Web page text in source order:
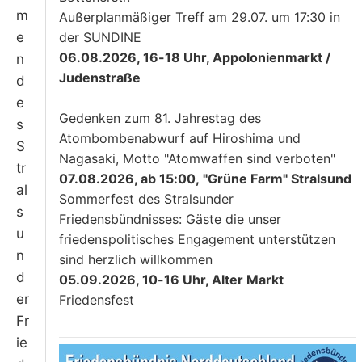
m
e
n
d
e
s
S
tr
al
s
u
n
d
er
Fr
ie
Außerplanmäßiger Treff am 29.07. um 17:30 in
der SUNDINE
06.08.2026, 16-18 Uhr, Appolonienmarkt /
Judenstraße
Gedenken zum 81. Jahrestag des
Atombombenabwurf auf Hiroshima und
Nagasaki, Motto "Atomwaffen sind verboten"
07.08.2026, ab 15:00, "Grüne Farm" Stralsund
Sommerfest des Stralsunder
Friedensbündnisses: Gäste die unser
friedenspolitisches Engagement unterstützen
sind herzlich willkommen
05.09.2026, 10-16 Uhr, Alter Markt
Friedensfest